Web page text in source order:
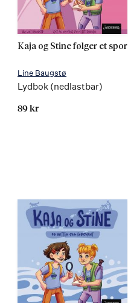
Kaja og Stine følger et spor
Line Baugstø
Lydbok (nedlastbar)
89 kr